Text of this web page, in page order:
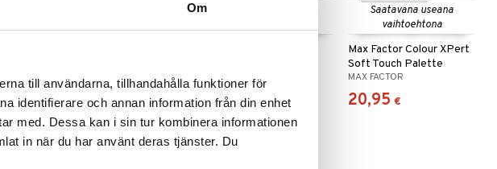
Om
till användarna, tillhandahålla funktioner för
identifierare och annan information från din enhet
med. Dessa kan i sin tur kombinera informationen
in när du har använt deras tjänster. Du
ja
MAX FACTOR
15,95 €
MAX FACTOR
15,95 €
Saatavana useana
vaihtoehtona
Max Factor Colour XPert
Soft Touch Palette
MAX FACTOR
20,95 €